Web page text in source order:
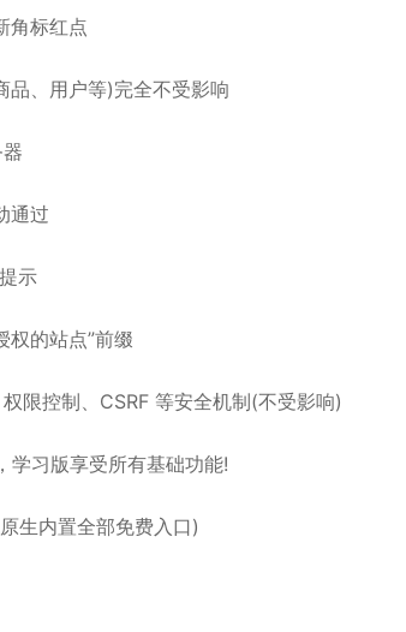
角标红点
、用户等)完全不受影响
通过
示
权的站点”前缀
限控制、CSRF 等安全机制(不受影响)
学习版享受所有基础功能!
生内置全部免费入口)